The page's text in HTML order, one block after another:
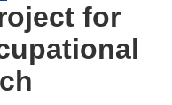
for